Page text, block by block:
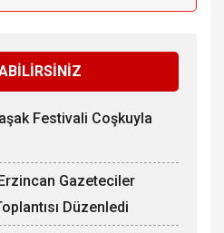
Festivali Coşkuyla
Gazeteciler
Düzenledi